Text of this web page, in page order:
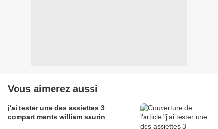
Vous aimerez aussi
j'ai tester une des assiettes 3
compartiments william saurin